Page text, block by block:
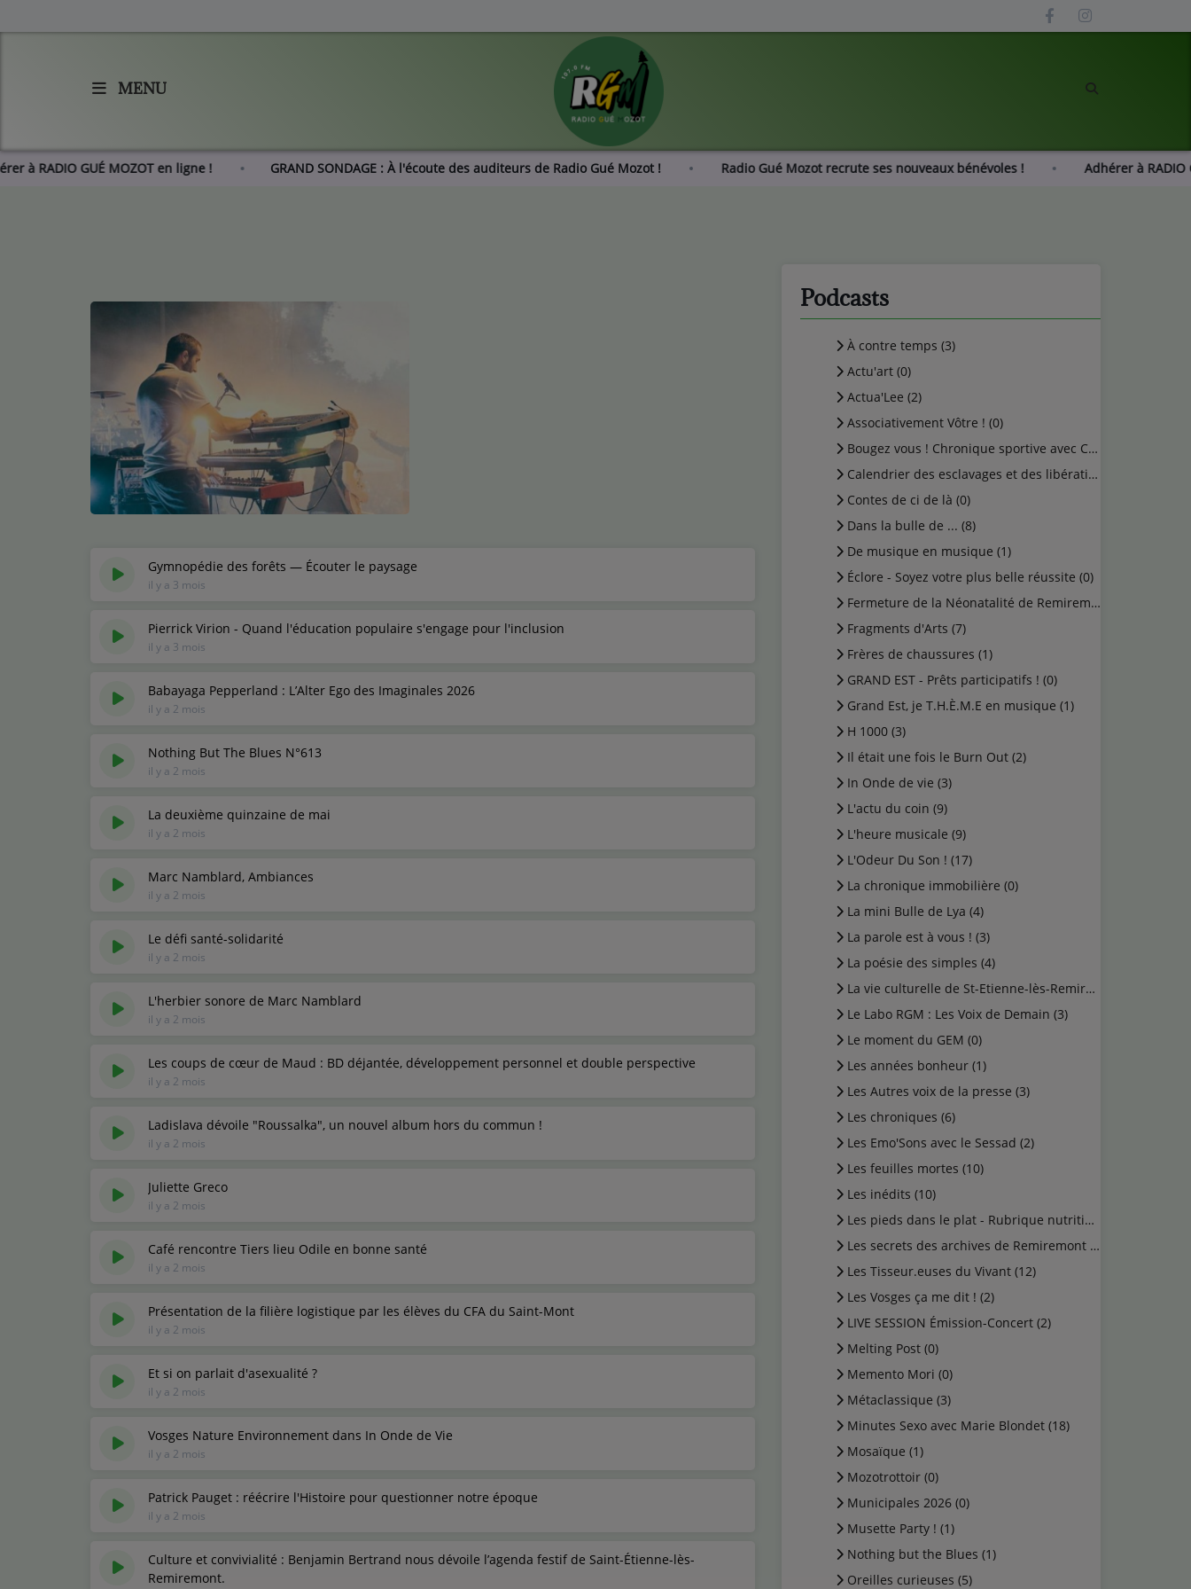
MENU
Adhérer à RADIO GUÉ MOZOT en ligne ! GRAND SONDAGE : À l'écoute des auditeurs de Radio Gué Mozot ! Radio Gué Mozot recrute ses nouveaux bénévoles ! Adhérer à
Agenda
Jeux Concours
Gymnopédie des forêts — Écouter le paysage
il y a 3 mois
Pierrick Virion - Quand l'éducation populaire s'engage pour l'inclusion
il y a 3 mois
Babayaga Pepperland : L’Alter Ego des Imaginales 2026
il y a 2 mois
Nothing But The Blues N°613
il y a 2 mois
La deuxième quinzaine de mai
il y a 2 mois
Marc Namblard, Ambiances
il y a 2 mois
Le défi santé-solidarité
il y a 2 mois
L'herbier sonore de Marc Namblard
il y a 2 mois
Les coups de cœur de Maud : BD déjantée, développement personnel et double perspective
il y a 2 mois
Ladislava dévoile "Roussalka", un nouvel album hors du commun !
il y a 2 mois
Juliette Greco
il y a 2 mois
Café rencontre Tiers lieu Odile en bonne santé
il y a 2 mois
Présentation de la filière logistique par les élèves du CFA du Saint-Mont
il y a 2 mois
Et si on parlait d'asexualité ?
il y a 2 mois
Vosges Nature Environnement dans In Onde de Vie
il y a 2 mois
Patrick Pauget : réécrire l'Histoire pour questionner notre époque
il y a 2 mois
Culture et convivialité : Benjamin Bertrand nous dévoile l’agenda festif de Saint-Étienne-lès-
Remiremont.
Podcasts
À contre temps (3)
Actu'art (0)
Actua'Lee (2)
Associativement Vôtre ! (0)
Bougez vous ! Chronique sportive avec Cédric (0)
Calendrier des esclavages et des libérations (1)
Contes de ci de là (0)
Dans la bulle de ... (8)
De musique en musique (1)
Éclore - Soyez votre plus belle réussite (0)
Fermeture de la Néonatalité de Remiremont (0)
Fragments d'Arts (7)
Frères de chaussures (1)
GRAND EST - Prêts participatifs ! (0)
Grand Est, je T.H.È.M.E en musique (1)
H 1000 (3)
Il était une fois le Burn Out (2)
In Onde de vie (3)
L'actu du coin (9)
L'heure musicale (9)
L'Odeur Du Son ! (17)
La chronique immobilière (0)
La mini Bulle de Lya (4)
La parole est à vous ! (3)
La poésie des simples (4)
La vie culturelle de St-Etienne-lès-Remiremont (1)
Le Labo RGM : Les Voix de Demain (3)
Le moment du GEM (0)
Les années bonheur (1)
Les Autres voix de la presse (3)
Les chroniques (6)
Les Emo'Sons avec le Sessad (2)
Les feuilles mortes (10)
Les inédits (10)
Les pieds dans le plat - Rubrique nutrition (0)
Les secrets des archives de Remiremont (2)
Les Tisseur.euses du Vivant (12)
Les Vosges ça me dit ! (2)
LIVE SESSION Émission-Concert (2)
Melting Post (0)
Memento Mori (0)
Métaclassique (3)
Minutes Sexo avec Marie Blondet (18)
Mosaïque (1)
Mozotrottoir (0)
Municipales 2026 (0)
Musette Party ! (1)
Nothing but the Blues (1)
Oreilles curieuses (5)